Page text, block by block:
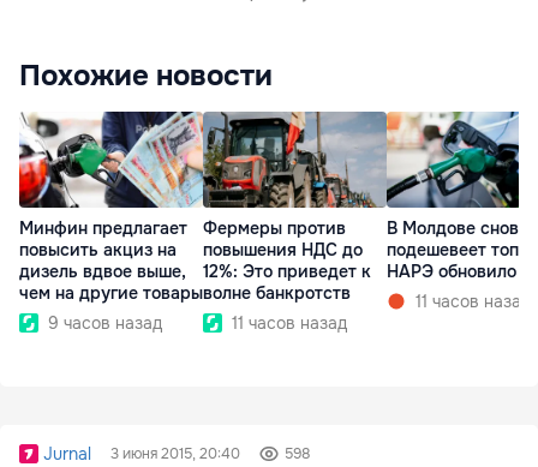
Похожие новости
Минфин предлагает
повысить акциз на
дизель вдвое выше,
чем на другие товары
9 часов назад
Фермеры против
повышения НДС до
12%: Это приведет к
волне банкротств
11 часов назад
В Молдове снова
подешевеет
НАРЭ обновило
11 часов назад
Jurnal 3 июня 2015, 20:40 598